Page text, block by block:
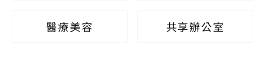
醫療美容 共享辦公室